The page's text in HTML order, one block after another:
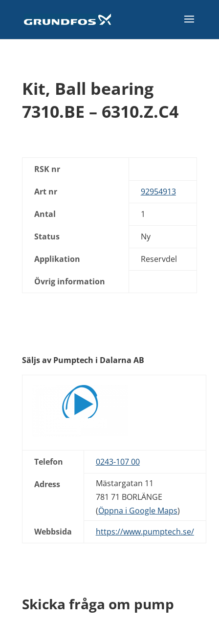
Kit, Ball bearing
7310.BE – 6310.Z.C4
RSK nr
Art nr 92954913
Antal 1
Status Ny
Applikation Reservdel
Övrig information
Säljs av Pumptech i Dalarna AB
Telefon 0243-107 00
Adress
Mästargatan 11
781 71 BORLÄNGE
(Öppna i Google Maps)
Webbsida
https://www.pumptech.se/
Skicka fråga om pump